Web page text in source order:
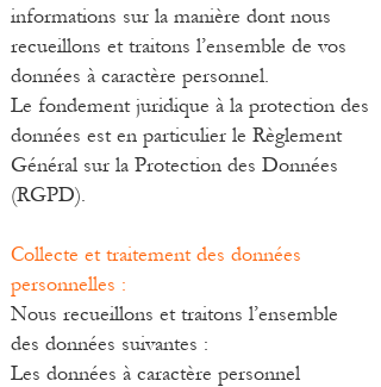
informations sur la manière dont nous
recueillons et traitons l’ensemble de vos
données à caractère personnel.
Le fondement juridique à la protection des
données est en particulier le Règlement
Général sur la Protection des Données
(RGPD).
Collecte et traitement des données
personnelles :
Nous recueillons et traitons l’ensemble
des données suivantes :
Les données à caractère personnel